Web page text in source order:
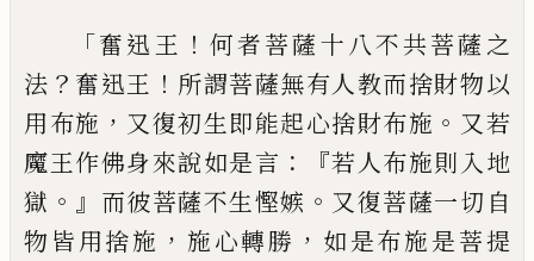
「奮迅王 ！ 何者菩薩十八不共菩薩之
法 ？ 奮迅王 ！ 所謂菩薩無有人教而捨財物以
用布施 ， 又復初生即能起心捨財布施 。 又若
魔王作佛身來說如是言 ：『若人布施則入地
獄 。』 而彼菩薩不生慳嫉 。 又復菩薩一切自
物皆用捨施 ， 施心轉勝 ， 如是布施是菩提